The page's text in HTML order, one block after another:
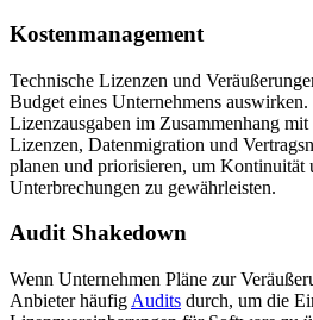
Kostenmanagement
Technische Lizenzen und
Budget eines Unternehmens auswirken.
Lizenzausgaben im Zusammenhang
Lizenzen, Datenmigration und
planen und priorisieren, um Kontinuität
Unterbrechungen zu gewährleisten.
Audit Shakedown
Wenn Unternehmen Pläne zur
Anbieter häufig Audits durch, um die